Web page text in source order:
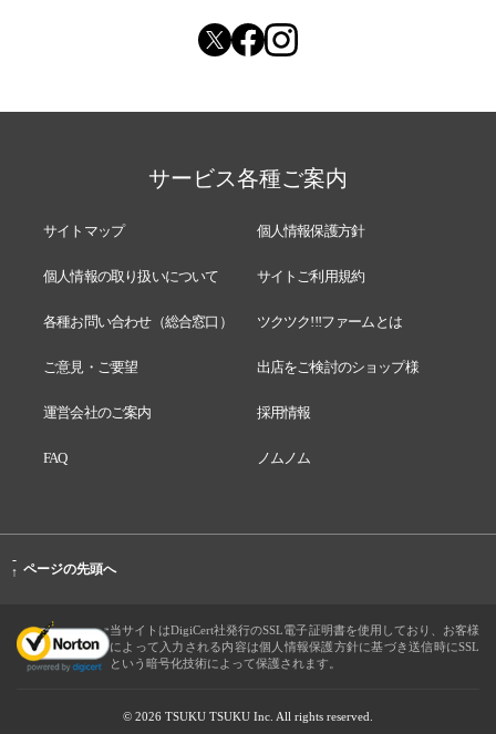
サービス各種ご案内
サイトマップ 個人情報保護方針
個人情報の取り扱いについて サイトご利用規約
各種お問い合わせ（総合窓口） ツクツク!!!ファームとは
ご意見・ご要望 出店をご検討のショップ様
運営会社のご案内 採用情報
FAQ ノムノム
-
↑ ページの先頭へ
当サイトはDigiCert社発行のSSL電子証明書を使用しており、お客様
によって入力される内容は個人情報保護方針に基づき送信時にSSL
という暗号化技術によって保護されます。
© 2026 TSUKU TSUKU Inc. All rights reserved.